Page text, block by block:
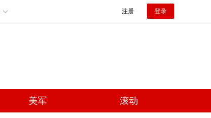
注册 登录
美军 滚动